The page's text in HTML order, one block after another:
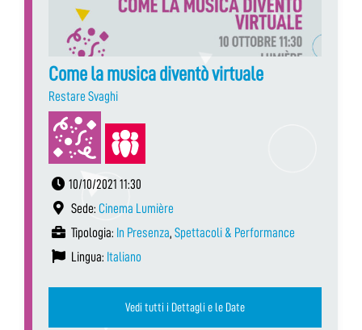
Come la musica diventò virtuale
Restare Svaghi
10/10/2021 11:30
Sede: Cinema Lumière
Tipologia: In Presenza, Spettacoli & Performance
Lingua: Italiano
Vedi tutti i Dettagli e le Date